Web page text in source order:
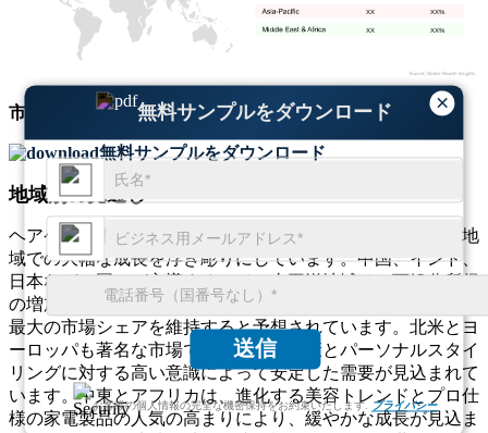
×
無料サンプルをダウンロード
送信
お客様の個人情報の完全な機密保持をお約束いたします. プライバシー
XX%
XX
XX%
XX
市場規模 成長動向に関する包括的な洞察を取得
無料サンプルをダウンロード
地域別の見通し
ヘアケア家電市場の地域別の見通しは、世界のさまざまな地
域での大幅な成長を浮き彫りにしています。中国、インド、
日本などの国々が主導するアジア太平洋地域は、可処分所得
の増加と身だしなみに対する消費者の関心の高まりにより、
最大の市場シェアを維持すると予想されています。北米とヨ
ーロッパも著名な市場であり、髪の健康とパーソナルスタイ
リングに対する高い意識によって安定した需要が見込まれて
います。中東とアフリカは、進化する美容トレンドとプロ仕
様の家電製品の人気の高まりにより、緩やかな成長が見込ま